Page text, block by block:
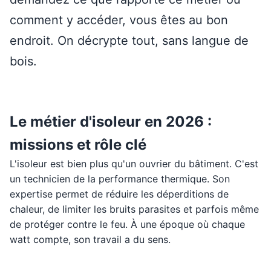
comment y accéder, vous êtes au bon
endroit. On décrypte tout, sans langue de
bois.
Le métier d'isoleur en 2026 :
missions et rôle clé
L'isoleur est bien plus qu'un ouvrier du bâtiment. C'est
un technicien de la performance thermique. Son
expertise permet de réduire les déperditions de
chaleur, de limiter les bruits parasites et parfois même
de protéger contre le feu. À une époque où chaque
watt compte, son travail a du sens.